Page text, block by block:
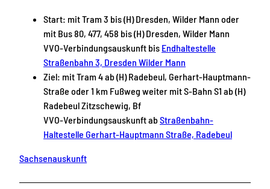
Start: mit Tram 3 bis (H) Dresden, Wilder Mann oder
mit Bus 80, 477, 458 bis (H) Dresden, Wilder Mann
VVO-Verbindungsauskunft bis Endhaltestelle
Straßenbahn 3, Dresden Wilder Mann
Ziel: mit Tram 4 ab (H) Radebeul, Gerhart-Hauptmann-
Straße oder 1 km Fußweg weiter mit S-Bahn S1 ab (H)
Radebeul Zitzschewig, Bf
VVO-Verbindungsauskunft ab Straßenbahn-
Haltestelle Gerhart-Hauptmann Straße, Radebeul
Sachsenauskunft